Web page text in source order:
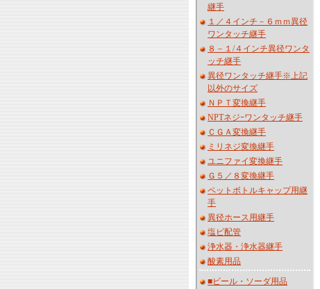
継手
１／４インチ－６ｍｍ異径
ワンタッチ継手
８－１/４インチ異径ワンタ
ッチ継手
異径ワンタッチ継手※上記
以外のサイズ
ＮＰＴ変換継手
NPTネジｰワンタッチ継手
ＣＧＡ変換継手
ミリネジ変換継手
ユニファイ変換継手
Ｇ５／８変換継手
ペットボトルキャップ用継
手
異径ホース用継手
塩ビ配管
浄水器・浄水器継手
酸素用品
■ビール・ソーダ用品